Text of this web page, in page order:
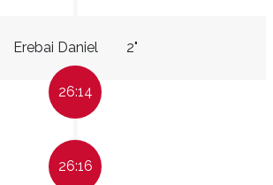
Erebai Daniel 2"
26:14
26:16